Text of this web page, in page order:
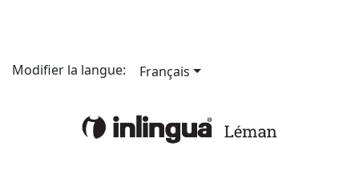
Modifier la langue: Français